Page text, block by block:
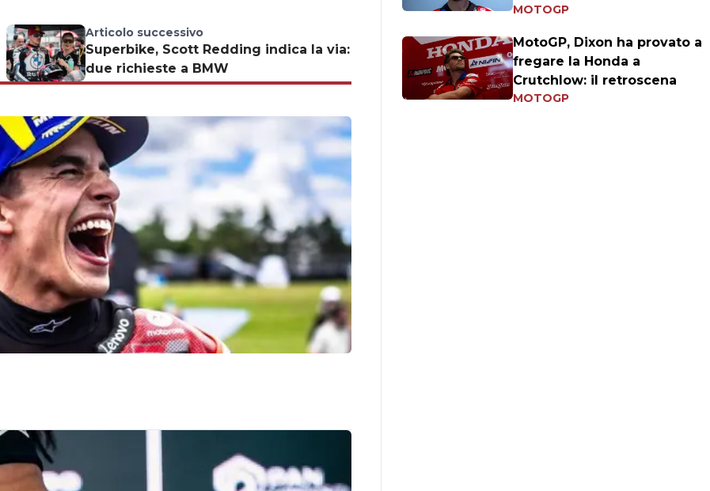
Articolo successivo
Superbike, Scott Redding indica la via:
due richieste a BMW
MOTOGP
MotoGP, Dixon ha provato a
fregare la Honda a
Crutchlow: il retroscena
MOTOGP